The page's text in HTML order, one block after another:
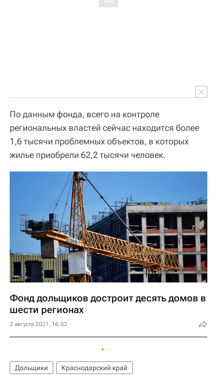
По данным фонда, всего на контроле
региональных властей сейчас находится более
1,6 тысячи проблемных объектов, в которых
жилье приобрели 62,2 тысячи человек.
Фонд дольщиков достроит десять домов в
шести регионах
2 августа 2021, 16:02
Дольщики
Краснодарский край